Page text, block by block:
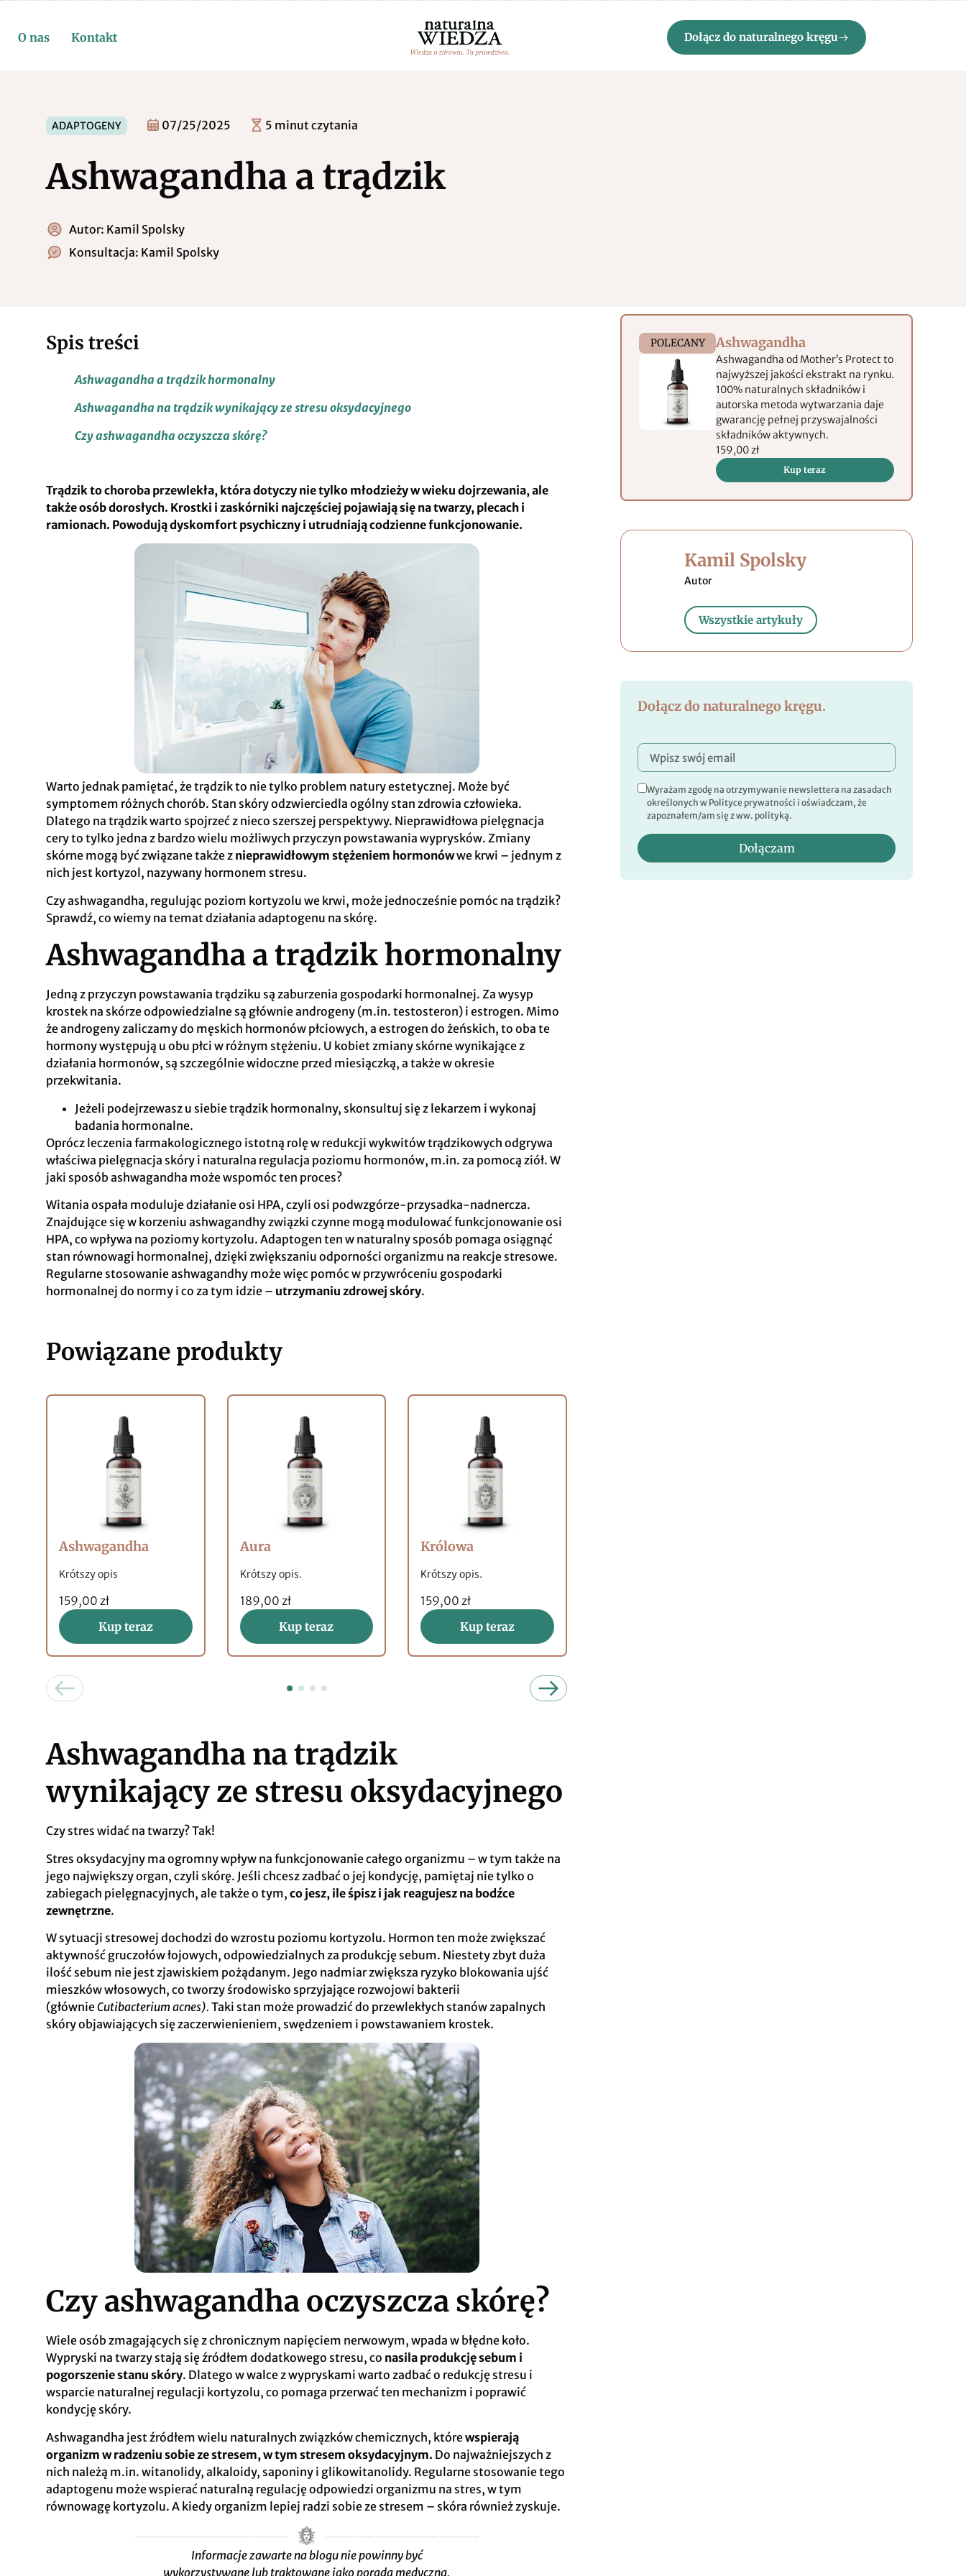
O nas Kontakt Dołącz do naturalnego kręgu
ADAPTOGENY 07/25/2025 5 minut czytania
Ashwagandha a trądzik
Autor: Kamil Spolsky
Konsultacja: Kamil Spolsky
Spis treści
Ashwagandha a trądzik hormonalny
Ashwagandha na trądzik wynikający ze stresu oksydacyjnego
Czy ashwagandha oczyszcza skórę?
Trądzik to choroba przewlekła, która dotyczy nie tylko młodzieży w wieku dojrzewania, ale
także osób dorosłych. Krostki i zaskórniki najczęściej pojawiają się na twarzy, plecach i
ramionach. Powodują dyskomfort psychiczny i utrudniają codzienne funkcjonowanie.
Warto jednak pamiętać, że trądzik to nie tylko problem natury estetycznej. Może być
symptomem różnych chorób. Stan skóry odzwierciedla ogólny stan zdrowia człowieka.
Dlatego na trądzik warto spojrzeć z nieco szerszej perspektywy. Nieprawidłowa pielęgnacja
cery to tylko jedna z bardzo wielu możliwych przyczyn powstawania wyprysków. Zmiany
skórne mogą być związane także z nieprawidłowym stężeniem hormonówwe krwi – jednym z
nich jest kortyzol, nazywany hormonem stresu.
Czy ashwagandha, regulując poziom kortyzolu we krwi, może jednocześnie pomóc na trądzik?
Sprawdź, co wiemy na temat działania adaptogenu na skórę.
Ashwagandha a trądzik hormonalny
Jedną z przyczyn powstawania trądziku są zaburzenia gospodarki hormonalnej. Za wysyp
krostek na skórze odpowiedzialne są głównie androgeny (m.in. testosteron) i estrogen. Mimo
że androgeny zaliczamy do męskich hormonów płciowych, a estrogen do żeńskich, to oba te
hormony występują u obu płci w różnym stężeniu. U kobiet zmiany skórne wynikające z
działania hormonów, są szczególnie widoczne przed miesiączką, a także w okresie
przekwitania.
Jeżeli podejrzewasz u siebie trądzik hormonalny, skonsultuj się z lekarzem i wykonaj
badania hormonalne.
Oprócz leczenia farmakologicznego istotną rolę w redukcji wykwitów trądzikowych odgrywa
właściwa pielęgnacja skóry i naturalna regulacja poziomu hormonów, m.in. za pomocą ziół. W
jaki sposób ashwagandha może wspomóc ten proces?
Witania ospała moduluje działanie osi HPA, czyli osi podwzgórze-przysadka-nadnercza.
Znajdujące się w korzeniu ashwagandhy związki czynne mogą modulować funkcjonowanie osi
HPA, co wpływa na poziomy kortyzolu. Adaptogen ten w naturalny sposób pomaga osiągnąć
stan równowagi hormonalnej, dzięki zwiększaniu odporności organizmu na reakcje stresowe.
Regularne stosowanie ashwagandhy może więc pomóc w przywróceniu gospodarki
hormonalnej do normy i co za tym idzie – utrzymaniu zdrowej skóry.
Powiązane produkty
Ashwagandha
Krótszy opis
159,00 zł
Kup teraz
Aura
Krótszy opis.
189,00 zł
Kup teraz
Królowa
Krótszy opis.
159,00 zł
Kup teraz
Ashwagandha na trądzik
wynikający ze stresu oksydacyjnego
Czy stres widać na twarzy? Tak!
Stres oksydacyjny ma ogromny wpływ na funkcjonowanie całego organizmu – w tym także na
jego największy organ, czyli skórę. Jeśli chcesz zadbać o jej kondycję, pamiętaj nie tylko o
zabiegach pielęgnacyjnych, ale także o tym, co jesz, ile śpisz i jak reagujesz na bodźce
zewnętrzne.
W sytuacji stresowej dochodzi do wzrostu poziomu kortyzolu. Hormon ten może zwiększać
aktywność gruczołów łojowych, odpowiedzialnych za produkcję sebum. Niestety zbyt duża
ilość sebum nie jest zjawiskiem pożądanym. Jego nadmiar zwiększa ryzyko blokowania ujść
mieszków włosowych, co tworzy środowisko sprzyjające rozwojowi bakterii
(głównieCutibacterium acnes). Taki stan może prowadzić do przewlekłych stanów zapalnych
skóry objawiających się zaczerwienieniem, swędzeniem i powstawaniem krostek.
Czy ashwagandha oczyszcza skórę?
Wiele osób zmagających się z chronicznym napięciem nerwowym, wpada w błędne koło.
Wypryski na twarzy stają się źródłem dodatkowego stresu, co nasila produkcję sebum i
pogorszenie stanu skóry. Dlatego w walce z wypryskami warto zadbać o redukcję stresu i
wsparcie naturalnej regulacji kortyzolu, co pomaga przerwać ten mechanizm i poprawić
kondycję skóry.
Ashwagandha jest źródłem wielu naturalnych związków chemicznych, którewspierają
organizm w radzeniu sobie ze stresem, w tym stresem oksydacyjnym. Do najważniejszych z
nich należą m.in. witanolidy, alkaloidy, saponiny i glikowitanolidy. Regularne stosowanie tego
adaptogenu może wspierać naturalną regulację odpowiedzi organizmu na stres, w tym
równowagę kortyzolu. A kiedy organizm lepiej radzi sobie ze stresem – skóra również zyskuje.
Informacje zawarte na blogu nie powinny być
wykorzystywane lub traktowane jako porada medyczna.
POLECANY Ashwagandha
Ashwagandha od Mother’s Protect to
najwyższej jakości ekstrakt na rynku.
100% naturalnych składników i
autorska metoda wytwarzania daje
gwarancję pełnej przyswajalności
składników aktywnych.
159,00 zł
Kup teraz
Kamil Spolsky
Wszystkie artykuły
Dołącz do naturalnego kręgu.
Wyrażam zgodę na otrzymywanie newslettera na zasadach
określonych w Polityce prywatności i oświadczam, że
zapoznałem/am się z ww. polityką.
Dołączam